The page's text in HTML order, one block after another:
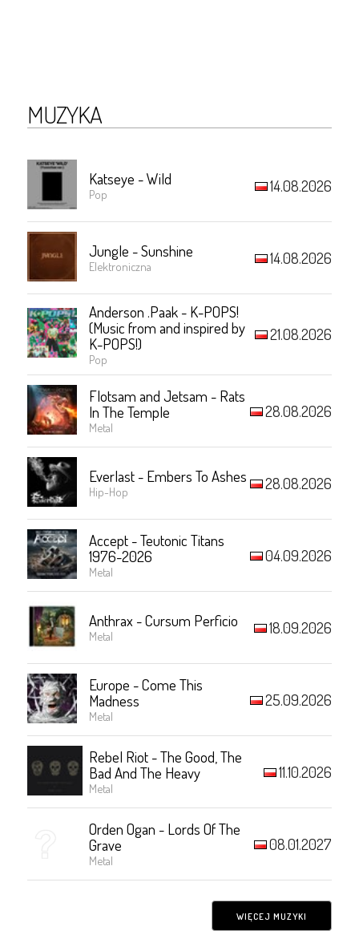
MUZYKA
Katseye - Wild
Pop 14.08.2026
Jungle - Sunshine
Elektroniczna 14.08.2026
Anderson .Paak - K-POPS!
(Music from and inspired by
K-POPS!)
Pop
21.08.2026
Flotsam and Jetsam - Rats
In The Temple
Metal
28.08.2026
Everlast - Embers To Ashes
Hip-Hop 28.08.2026
Accept - Teutonic Titans
1976-2026
Metal
04.09.2026
Anthrax - Cursum Perficio
Metal 18.09.2026
Europe - Come This
Madness
Metal
25.09.2026
Rebel Riot - The Good, The
Bad And The Heavy
Metal
11.10.2026
Orden Ogan - Lords Of The
Grave
Metal
08.01.2027
WIĘCEJ MUZYKI